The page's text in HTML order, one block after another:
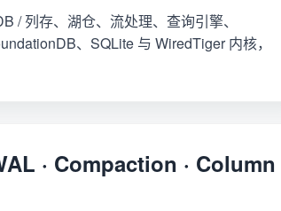
/ 列存、湖仓、流处理、查询引擎、
、SQLite 与 WiredTiger 内核，
· Compaction · Column